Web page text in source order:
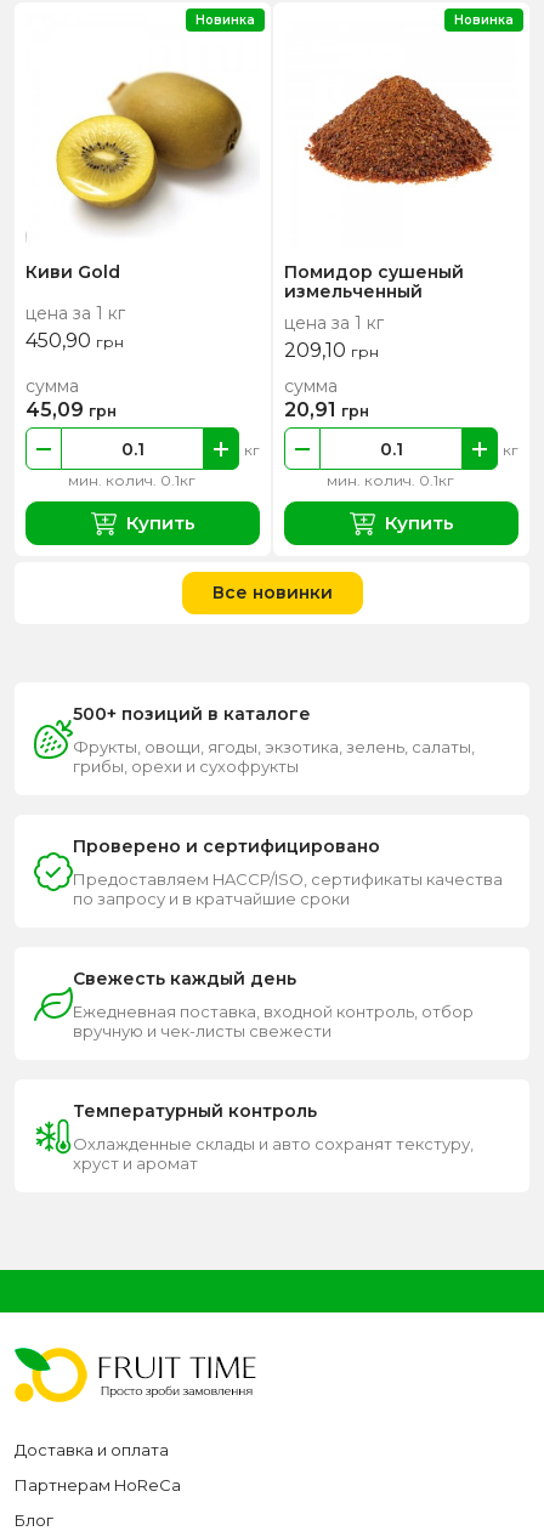
Киви Gold
цена за 1 кг
450,90 грн
мин. колич. 0.1кг
кг
сумма
45,09 грн
Купить
Новинка
Помидор сушеный
измельченный
цена за 1 кг
209,10 грн
мин. колич. 0.1кг
кг
сумма
20,91 грн
Купить
Новинка
Все новинки
500+ позиций в каталоге
Фрукты, овощи, ягоды, экзотика, зелень, салаты,
грибы, орехи и сухофрукты
Проверено и сертифицировано
Предоставляем HACCP/ISO, сертификаты качества
по запросу и в кратчайшие сроки
Свежесть каждый день
Ежедневная поставка, входной контроль, отбор
вручную и чек-листы свежести
Температурный контроль
Охлажденные склады и авто сохранят текстуру,
хруст и аромат
Доставка и оплата
Партнерам HoReCa
Блог